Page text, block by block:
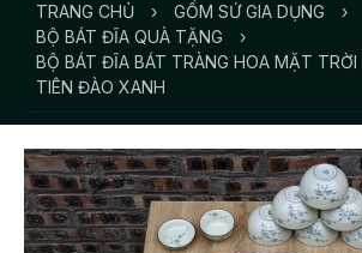
TRANG CHỦ › GỐM SỨ GIA DỤNG ›
BỘ BÁT ĐĨA QUÀ TẶNG
›
BỘ BÁT ĐĨA BÁT TRÀNG HOA MẶT TRỜI
TIÊN ĐÀO XANH